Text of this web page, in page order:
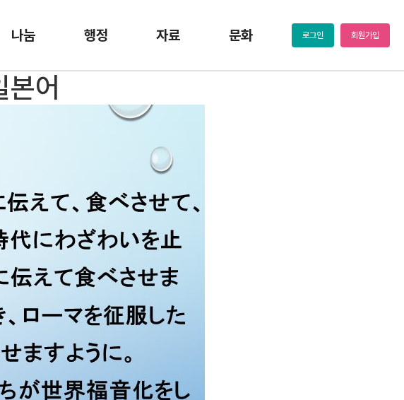
나눔 행정 자료 문화 로그인 회원가입
어